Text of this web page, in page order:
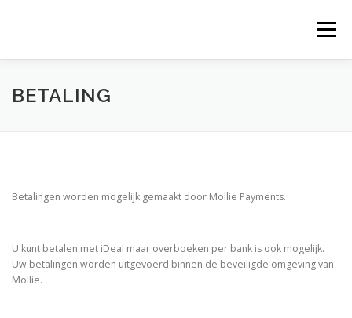
Menu
BETALING
Betalingen worden mogelijk gemaakt door Mollie Payments.
U kunt betalen met iDeal maar overboeken per bank is ook mogelijk.
Uw betalingen worden uitgevoerd binnen de beveiligde omgeving van
Mollie.